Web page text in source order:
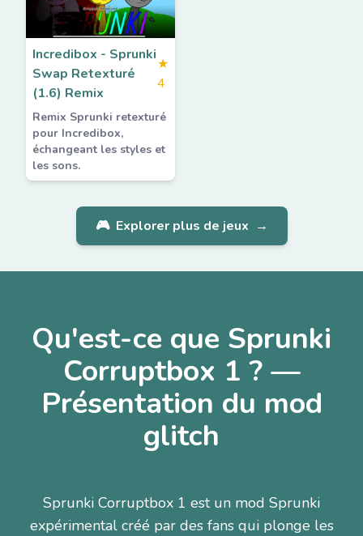
Incredibox - Sprunki
Swap Retexturé
(1.6) Remix
★
4
Remix Sprunki retexturé
pour Incredibox,
échangeant les styles et
les sons.
🎮 Explorer plus de jeux →
Qu'est-ce que Sprunki
Corruptbox 1 ? —
Présentation du mod
glitch
Sprunki Corruptbox 1 est un mod Sprunki
expérimental créé par des fans qui plonge les